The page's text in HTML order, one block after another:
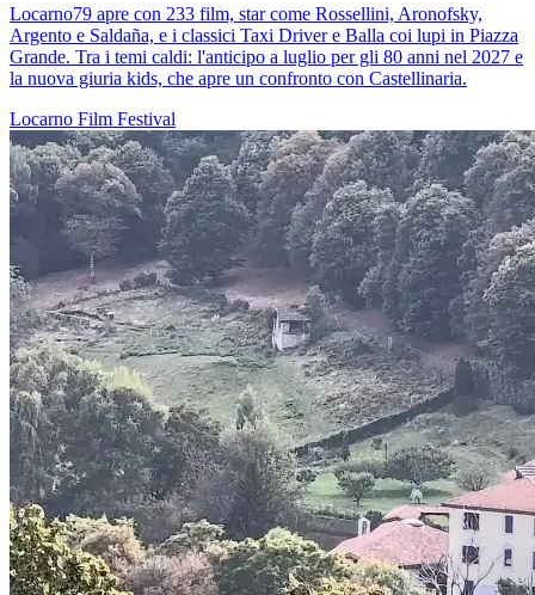
Locarno79 apre con 233 film, star come Rossellini, Aronofsky,
Argento e Saldaña, e i classici Taxi Driver e Balla coi lupi in Piazza
Grande. Tra i temi caldi: l'anticipo a luglio per gli 80 anni nel 2027 e
la nuova giuria kids, che apre un confronto con Castellinaria.
Locarno Film Festival